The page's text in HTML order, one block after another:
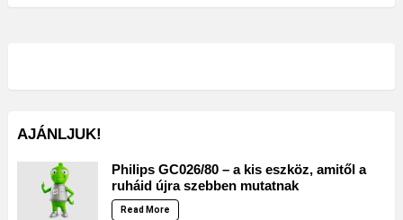
AJÁNLJUK!
Philips GC026/80 – a kis eszköz, amitől a
ruháid újra szebben mutatnak
Read More